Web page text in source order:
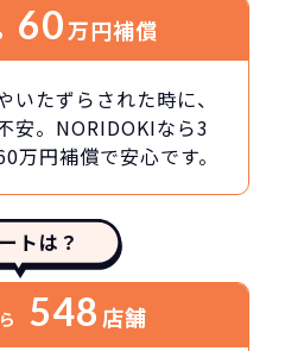
60万円補償
たずらされた時に、
安。NORIDOKIなら3
万円補償で安心です。
トは？
548店舗